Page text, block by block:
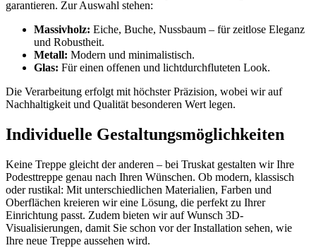
garantieren. Zur Auswahl stehen:
Massivholz: Eiche, Buche, Nussbaum – für zeitlose Eleganz
und Robustheit.
Metall: Modern und minimalistisch.
Glas: Für einen offenen und lichtdurchfluteten Look.
Die Verarbeitung erfolgt mit höchster Präzision, wobei wir auf
Nachhaltigkeit und Qualität besonderen Wert legen.
Individuelle Gestaltungsmöglichkeiten
Keine Treppe gleicht der anderen – bei Truskat gestalten wir Ihre
Podesttreppe genau nach Ihren Wünschen. Ob modern, klassisch
oder rustikal: Mit unterschiedlichen Materialien, Farben und
Oberflächen kreieren wir eine Lösung, die perfekt zu Ihrer
Einrichtung passt. Zudem bieten wir auf Wunsch 3D-
Visualisierungen, damit Sie schon vor der Installation sehen, wie
Ihre neue Treppe aussehen wird.